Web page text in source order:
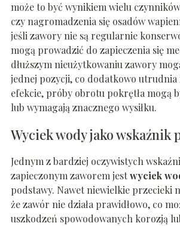
może to być wynikiem wielu
czy nagromadzenia się osadów
jeśli zawory nie są regularnie
mogą prowadzić do zapieczenia się
dłuższym nieużytkowaniu zawory
jednej pozycji, co dodatkowo utrudnia
efekcie, próby obrotu pokrętła mogą
lub wymagają znacznego wysiłku.
Wyciek wody jako wskaźnik
Jednym z bardziej oczywistych
zapieczonym zaworem jestwyciek
podstawy. Nawet niewielkie przecieki
że zawór nie działa prawidłowo, co
uszkodzeń spowodowanych korozją